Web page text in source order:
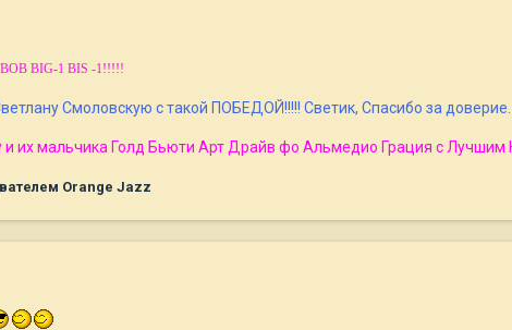
BIG-1 BIS -1!!!!!
Смоловскую с такой ПОБЕДОЙ!!!!! Светик, Спасибо за доверие.
их мальчика Голд Бьюти Арт Драйв фо Альмедио Грация с Лучшим
Orange Jazz